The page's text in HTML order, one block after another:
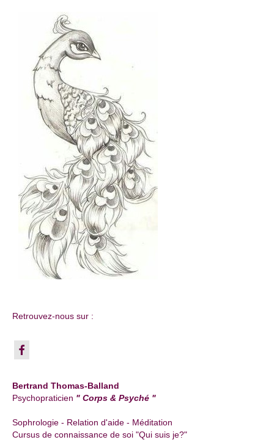
Retrouvez-nous sur :
Bertrand Thomas-Balland
Psychopraticien " Corps & Psyché "
Sophrologie - Relation d'aide - Méditation
Cursus de connaissance de soi "Qui suis je?"